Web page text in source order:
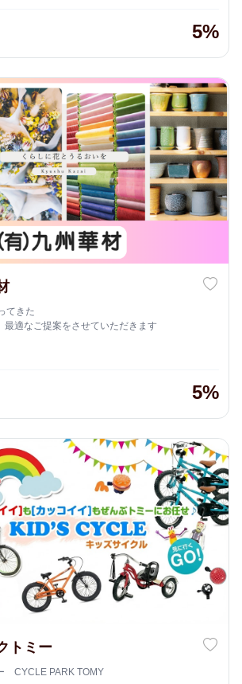
5%
てきた
最適なご提案をさせていただきます
5%
トミー
CYCLE PARK TOMY